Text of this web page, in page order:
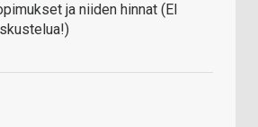
ja niiden hinnat (EI